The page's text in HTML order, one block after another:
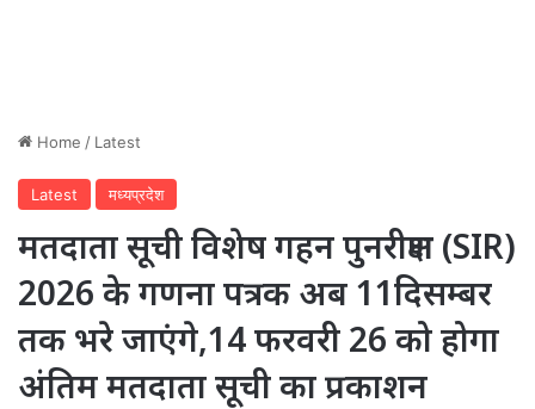
Home / Latest
Latest मध्यप्रदेश
मतदाता सूची विशेष गहन पुनरीक्षण (SIR)
2026 के गणना पत्रक अब 11दिसम्बर
तक भरे जाएंगे,14 फरवरी 26 को होगा
अंतिम मतदाता सूची का प्रकाशन